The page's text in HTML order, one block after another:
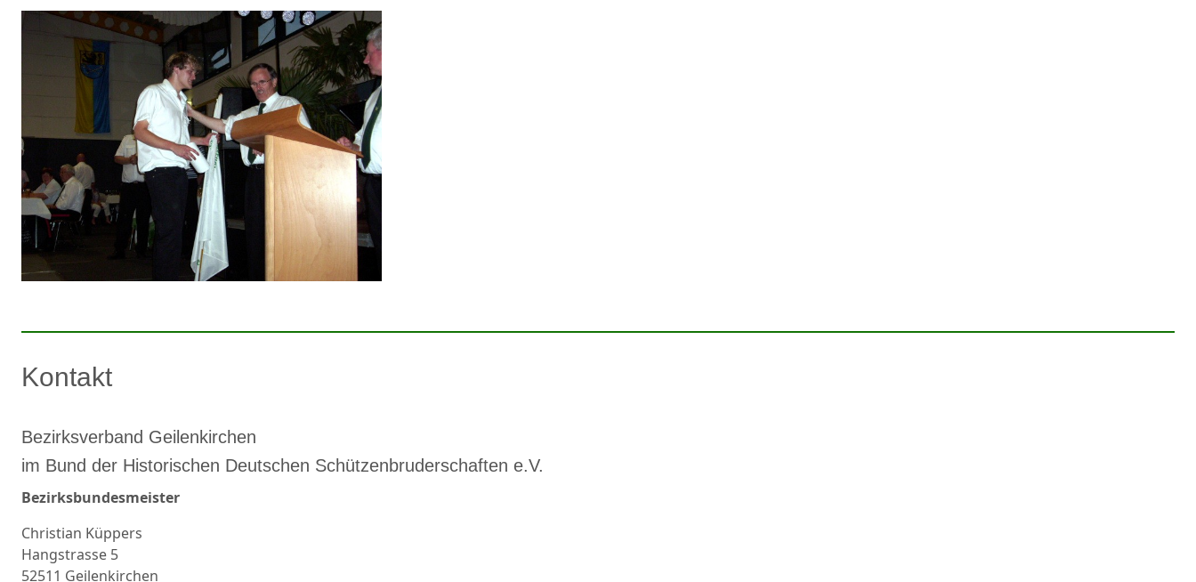
Kontakt
Bezirksverband Geilenkirchen
im Bund der Historischen Deutschen Schützenbruderschaften e.V.
Bezirksbundesmeister
Christian Küppers
Hangstrasse 5
52511 Geilenkirchen